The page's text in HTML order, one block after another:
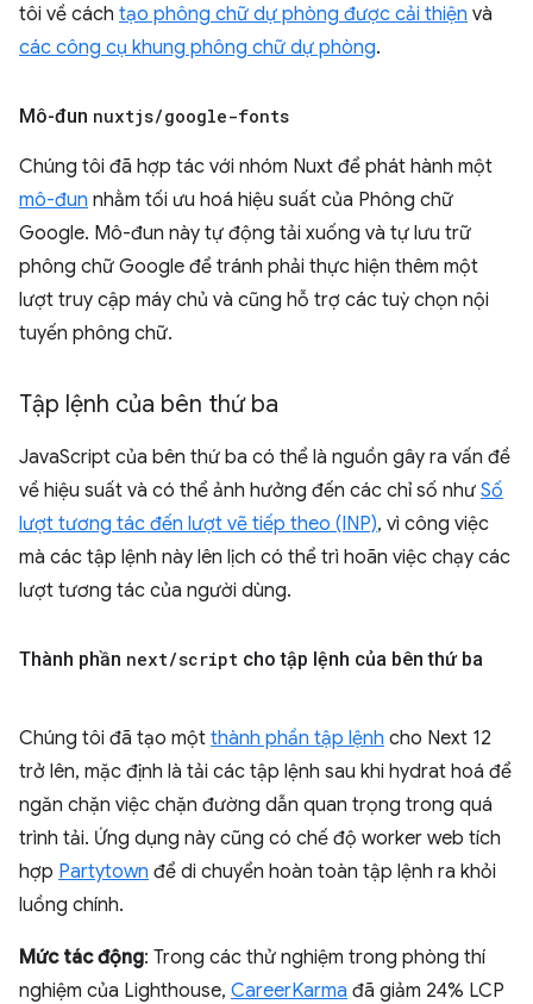
tôi về cách tạo phông chữ dự phòng được cải thiện và
các công cụ khung phông chữ dự phòng.
Mô-đun nuxtjs/google-fonts
Chúng tôi đã hợp tác với nhóm Nuxt để phát hành một
mô-đun nhằm tối ưu hoá hiệu suất của Phông chữ
Google. Mô-đun này tự động tải xuống và tự lưu trữ
phông chữ Google để tránh phải thực hiện thêm một
lượt truy cập máy chủ và cũng hỗ trợ các tuỳ chọn nội
tuyến phông chữ.
Tập lệnh của bên thứ ba
JavaScript của bên thứ ba có thể là nguồn gây ra vấn đề
về hiệu suất và có thể ảnh hưởng đến các chỉ số như Số
lượt tương tác đến lượt vẽ tiếp theo (INP), vì công việc
mà các tập lệnh này lên lịch có thể trì hoãn việc chạy các
lượt tương tác của người dùng.
Thành phần next/script cho tập lệnh của bên thứ ba
Chúng tôi đã tạo một thành phần tập lệnh cho Next 12
trở lên, mặc định là tải các tập lệnh sau khi hydrat hoá để
ngăn chặn việc chặn đường dẫn quan trọng trong quá
trình tải. Ứng dụng này cũng có chế độ worker web tích
hợp Partytown để di chuyển hoàn toàn tập lệnh ra khỏi
luồng chính.
Mức tác động: Trong các thử nghiệm trong phòng thí
nghiệm của Lighthouse, CareerKarma đã giảm 24% LCP